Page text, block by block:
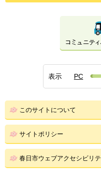
表示 PC
このサイトについて
サイトポリシー
春日市ウェブアクセシビリ